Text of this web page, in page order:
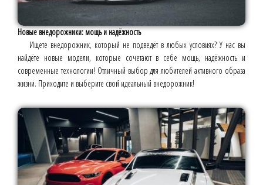
Новые внедорожники: мощь и надёжность
Ищете внедорожник, который не подведёт в любых условиях? У нас вы
найдёте новые модели, которые сочетают в себе мощь, надёжность и
современные технологии! Отличный выбор для любителей активного образа
жизни. Приходите и выберите свой идеальный внедорожник!